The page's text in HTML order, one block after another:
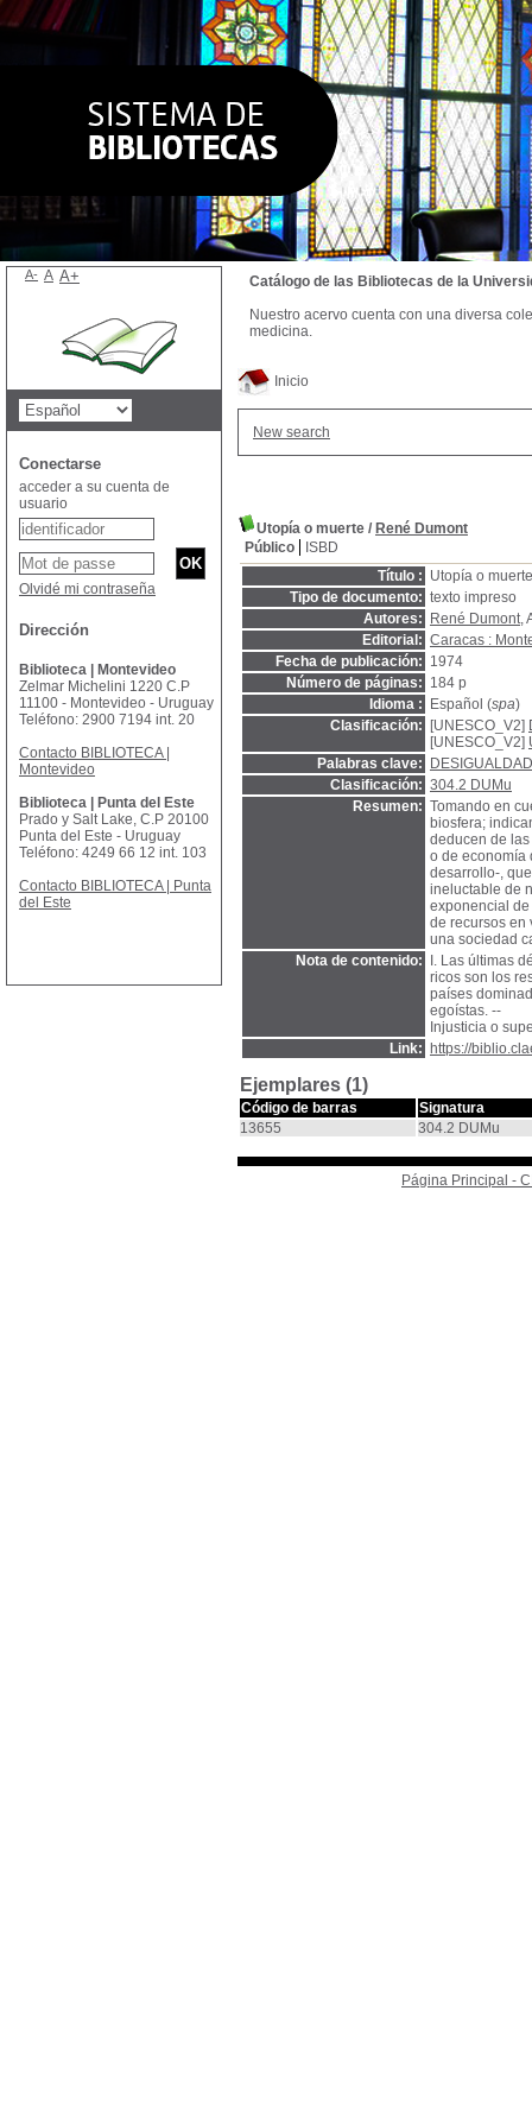
Inicio
New search
Utopía o muerte / René Dumont
Público
ISBD
Título : Utopía o
Tipo de documento: texto impreso
Autores:
René Dumont,
Editorial: Caracas :
Fecha de publicación: 1974
Número de páginas: 184 p
Idioma :
Español (spa)
Clasificación:
[UNESCO_V2]
[UNESCO_V2]
Palabras clave:
Clasificación: 304.2 DUMu
Resumen: Tomando en
biosfera;
deducen de
o de economía
desarrollo-,
ineluctable de
exponencial
de recursos en
una sociedad
Nota de contenido:
I. Las últimas
ricos son los
países
egoístas. --
Injusticia o
Link:
https://
Ejemplares (1)
Código de barras
Signatura
13655
304.2 DUMu
Página Principal -
Catálogo de las Bibliotecas de la
Nuestro acervo cuenta con una diversa
medicina.
A- A A+
Conectarse
acceder a su cuenta de
usuario
Olvidé mi contraseña
Dirección
Biblioteca | Montevideo
Zelmar Michelini 1220 C.P
11100 - Montevideo - Uruguay
Teléfono: 2900 7194 int. 20
Contacto BIBLIOTECA |
Montevideo
Biblioteca | Punta del Este
Prado y Salt Lake, C.P 20100
Punta del Este - Uruguay
Teléfono: 4249 66 12 int. 103
Contacto BIBLIOTECA | Punta
del Este